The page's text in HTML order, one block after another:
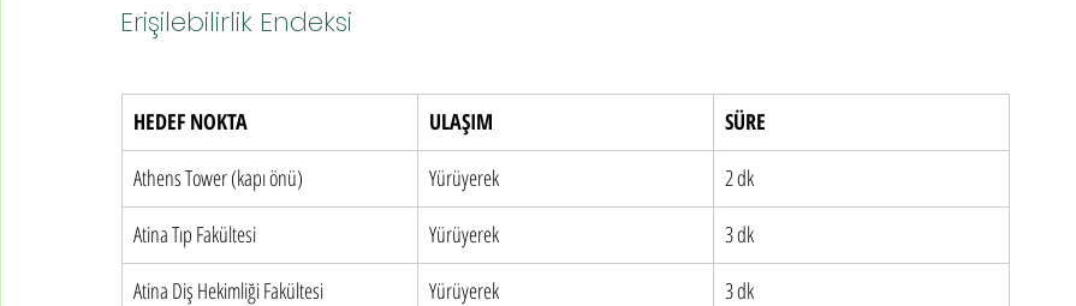
Erişilebilirlik Endeksi
HEDEF NOKTA ULAŞIM
SÜRE
Athens Tower (kapı önü)
Yürüyerek
2 dk
Atina Tıp Fakültesi
Yürüyerek
3 dk
Atina Diş Hekimliği Fakültesi
Yürüyerek
3 dk